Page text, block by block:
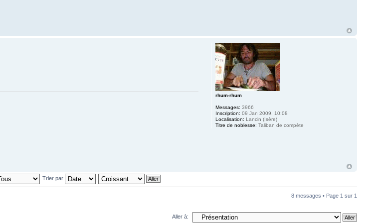
rhum-rhum
Messages: 3966
Inscription: 09 Jan 2009, 10:08
Localisation: Lancin (Isère)
Titre de noblesse: Taliban de compète
Trier par
8 messages • Page 1 sur 1
Aller à: